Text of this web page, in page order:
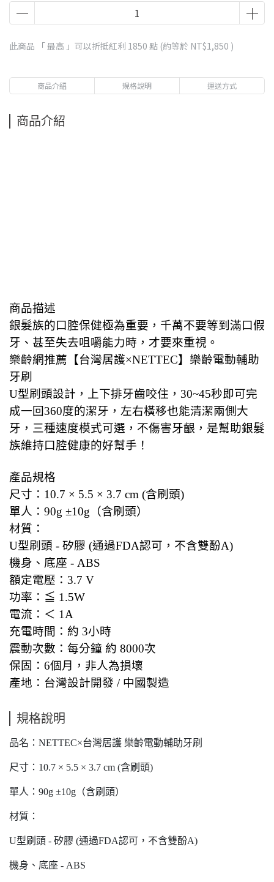
此商品 「 最高 」可以折抵紅利 1850 點 (約等於 NT$1,850 )
商品介紹 規格說明 運送方式
商品介紹
商品描述
銀髮族的口腔保健極為重要，千萬不要等到滿口假
牙、甚至失去咀嚼能力時，才要來重視。
樂齡網推薦【台灣居護×NETTEC】樂齡電動輔助
牙刷
U型刷頭設計，上下排牙齒咬住，30~45秒即可完
成一回360度的潔牙，左右橫移也能清潔兩側大
牙，三種速度模式可選，不傷害牙齦，是幫助銀髮
族維持口腔健康的好幫手！
產品規格
尺寸：10.7 × 5.5 × 3.7 cm (含刷頭)
單人：90g ±10g（含刷頭）
材質：
U型刷頭 - 矽膠 (通過FDA認可，不含雙酚A)
機身、底座 - ABS
額定電壓：3.7 V
功率：≦ 1.5W
電流：＜ 1A
充電時間：約 3小時
震動次數：每分鐘 約 8000次
保固：6個月，非人為損壞
產地：台灣設計開發 / 中國製造
規格說明
品名：NETTEC×台灣居護 樂齡電動輔助牙刷
尺寸：10.7 × 5.5 × 3.7 cm (含刷頭)
單人：90g ±10g（含刷頭）
材質：
U型刷頭 - 矽膠 (通過FDA認可，不含雙酚A)
機身、底座 - ABS